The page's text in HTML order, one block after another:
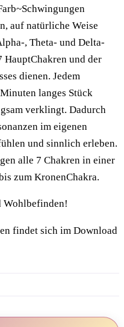
auf natürliche Weise
, Theta- und Delta-
HauptChakren und der
dienen. Jedem
langes Stück
verklingt. Dadurch
im eigenen
und sinnlich erleben.
alle 7 Chakren in einer
zum KronenChakra.
Wohlbefinden!
findet sich im Download